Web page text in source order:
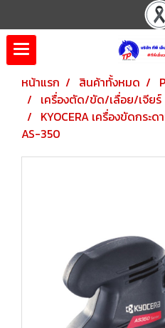
หน้าแรก สินค้าทั้งหมด
เครื่องตัด/ขัด/เลื่อย/เจียร์
KYOCERA เครื่องขัดกระ
AS-350